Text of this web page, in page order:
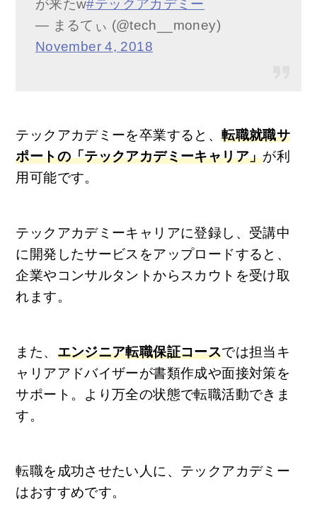
が来たw#テックアカデミー
— まるてぃ (@tech__money)
November 4, 2018
テックアカデミーを卒業すると、転職就職サ
ポートの「テックアカデミーキャリア」が利
用可能です。
テックアカデミーキャリアに登録し、受講中
に開発したサービスをアップロードすると、
企業やコンサルタントからスカウトを受け取
れます。
また、 エンジニア転職保証コースでは担当キ
ャリアアドバイザーが書類作成や面接対策を
サポート。より万全の状態で転職活動できま
す。
転職を成功させたい人に、テックアカデミー
はおすすめです。